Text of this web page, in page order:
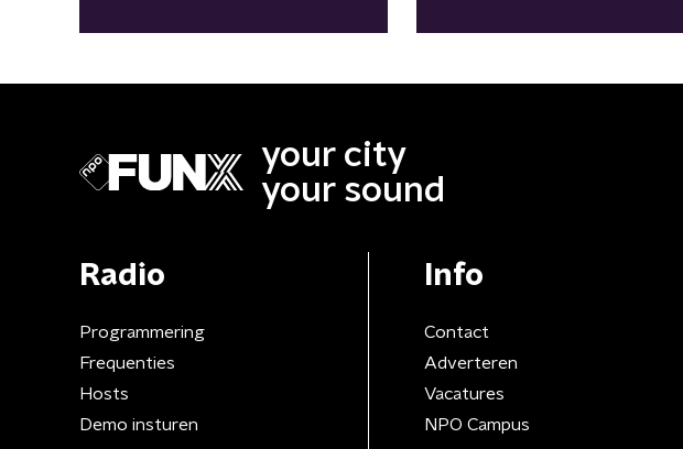
your city
your sound
Radio
Programmering
Frequenties
Hosts
Demo insturen
Info
Contact
Adverteren
Vacatures
NPO Campus